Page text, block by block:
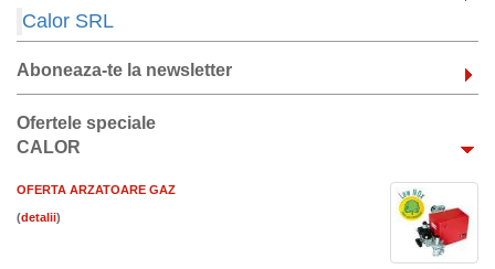
Calor SRL
Aboneaza-te la newsletter
Ofertele speciale
CALOR
OFERTA ARZATOARE GAZ
( )